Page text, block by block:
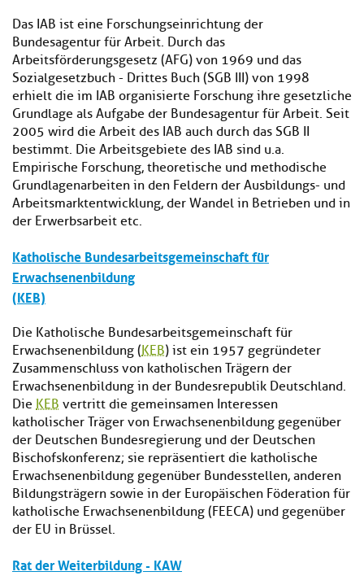
Das IAB ist eine Forschungseinrichtung der
Bundesagentur für Arbeit. Durch das
Arbeitsförderungsgesetz (AFG) von 1969 und das
Sozialgesetzbuch - Drittes Buch (SGB III) von 1998
erhielt die im IAB organisierte Forschung ihre gesetzliche
Grundlage als Aufgabe der Bundesagentur für Arbeit. Seit
2005 wird die Arbeit des IAB auch durch das SGB II
bestimmt. Die Arbeitsgebiete des IAB sind u.a.
Empirische Forschung, theoretische und methodische
Grundlagenarbeiten in den Feldern der Ausbildungs- und
Arbeitsmarktentwicklung, der Wandel in Betrieben und in
der Erwerbsarbeit etc.
Katholische Bundesarbeitsgemeinschaft für
Erwachsenenbildung
(KEB)
Die Katholische Bundesarbeitsgemeinschaft für
Erwachsenenbildung (KEB) ist ein 1957 gegründeter
Zusammenschluss von katholischen Trägern der
Erwachsenenbildung in der Bundesrepublik Deutschland.
Die KEB vertritt die gemeinsamen Interessen
katholischer Träger von Erwachsenenbildung gegenüber
der Deutschen Bundesregierung und der Deutschen
Bischofskonferenz; sie repräsentiert die katholische
Erwachsenenbildung gegenüber Bundesstellen, anderen
Bildungsträgern sowie in der Europäischen Föderation für
katholische Erwachsenenbildung (FEECA) und gegenüber
der EU in Brüssel.
Rat der Weiterbildung - KAW